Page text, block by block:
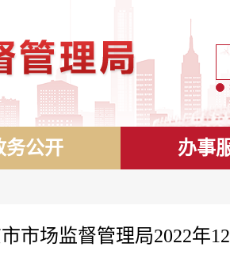
务公开 办事
市场监督管理局2022年